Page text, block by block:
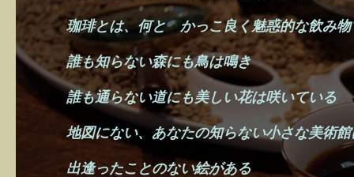
珈琲とは、何と かっこ良く魅惑的な飲み物
誰も知らない森にも鳥は鳴き
誰も通らない道にも美しい花は咲いている
地図にない、あなたの知らない小さな美術館
出逢ったことのない絵がある